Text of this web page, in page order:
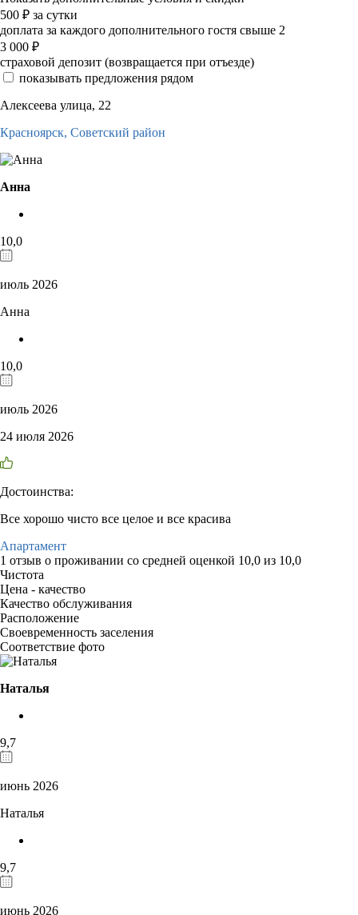
500 ₽ за сутки
доплата за каждого дополнительного гостя свыше 2
3 000 ₽
страховой депозит (возвращается при отъезде)
показывать предложения рядом
Алексеева улица, 22
Красноярск, Советский район
Анна
10,0
июль 2026
Анна
10,0
июль 2026
24 июля 2026
Достоинства:
Все хорошо чисто все целое и все красива
Апартамент
1 отзыв о проживании со средней оценкой 10,0 из 10,0
Чистота
Цена - качество
Качество обслуживания
Расположение
Своевременность заселения
Соответствие фото
Наталья
9,7
июнь 2026
Наталья
9,7
июнь 2026